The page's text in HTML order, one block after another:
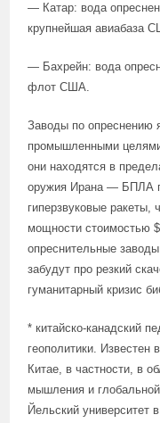
— Катар: вода
крупнейшая авиабаза
— Бахрейн: вода
флот США.
Заводы по опреснению
промышленными
они находятся в
оружия Ирана — БПЛА
гиперзвуковые ракеты,
мощности стоимостью
опреснительные
забудут про резкий
гуманитарный кризис
* китайско-канадский
геополитики.
Китае, в частности, в
мышления и
Йельский университет